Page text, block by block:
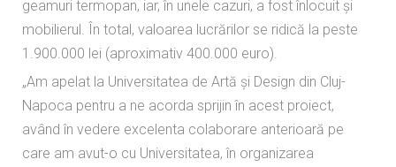
geamuri termopan, iar, în unele cazuri, a fost înlocuit și
mobilierul. În total, valoarea lucrărilor se ridică la peste
1.900.000 lei (aproximativ 400.000 euro).
„Am apelat la Universitatea de Artă și Design din Cluj-
Napoca pentru a ne acorda sprijin în acest proiect,
având în vedere excelenta colaborare anterioară pe
care am avut-o cu Universitatea, în organizarea